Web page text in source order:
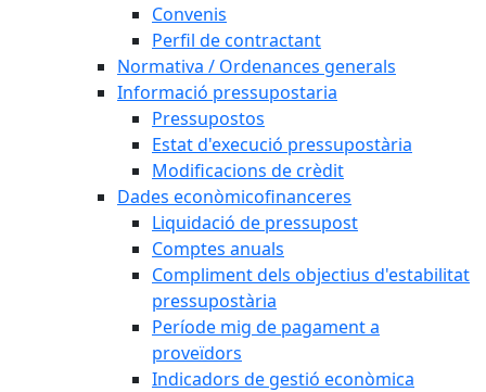
Convenis
Perfil de contractant
Normativa / Ordenances generals
Informació pressupostaria
Pressupostos
Estat d'execució pressupostària
Modificacions de crèdit
Dades econòmicofinanceres
Liquidació de pressupost
Comptes anuals
Compliment dels objectius d'estabilitat
pressupostària
Període mig de pagament a
proveïdors
Indicadors de gestió econòmica